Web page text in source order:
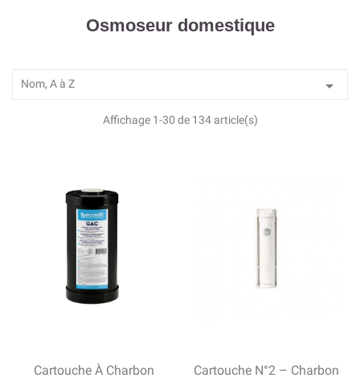
Osmoseur domestique
Nom, A à Z 
Affichage 1-30 de 134 article(s)
Cartouche À Charbon
Cartouche N°2 – Charbon